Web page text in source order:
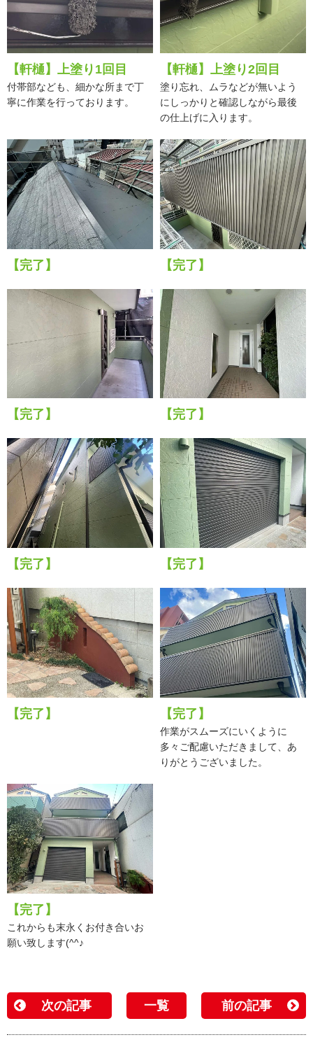
【軒樋】上塗り1回目
付帯部なども、細かな所まで丁
寧に作業を行っております。
【軒樋】上塗り2回目
塗り忘れ、ムラなどが無いよう
にしっかりと確認しながら最後
の仕上げに入ります。
【完了】 【完了】
【完了】 【完了】
【完了】 【完了】
【完了】 【完了】
作業がスムーズにいくように
多々ご配慮いただきまして、あ
りがとうございました。
【完了】
これからも末永くお付き合いお
願い致します(^^♪
次の記事 一覧 前の記事